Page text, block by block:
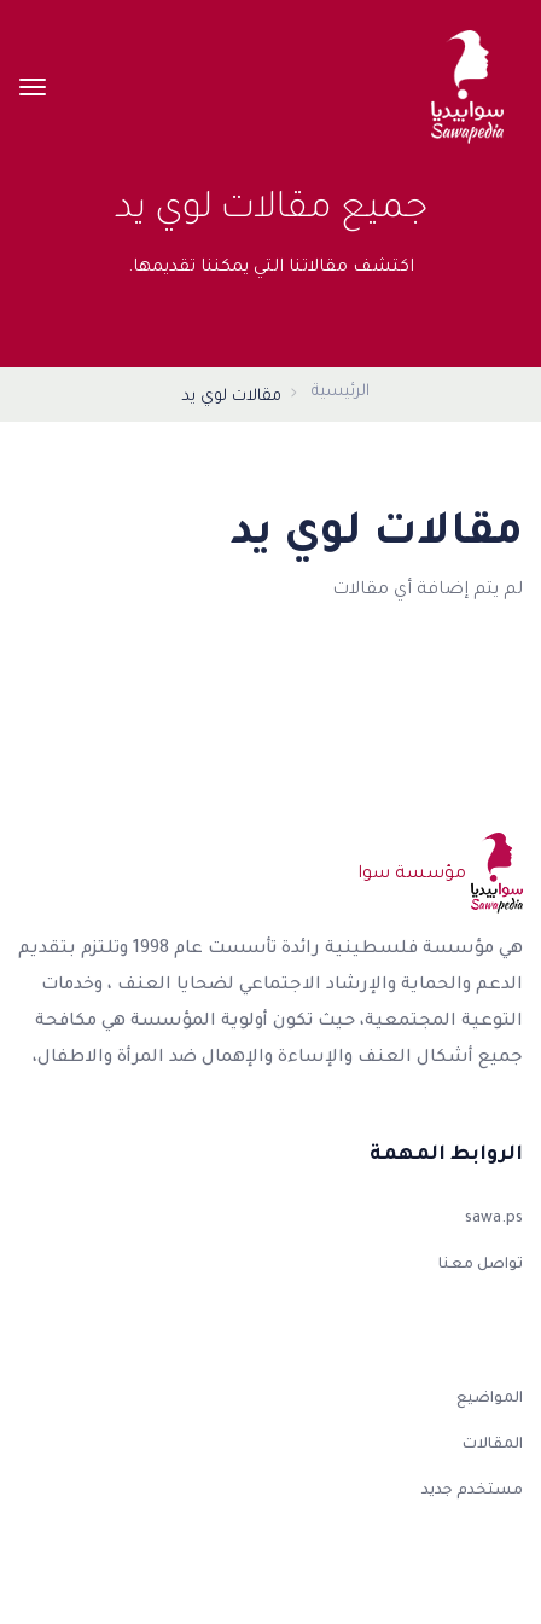
جميع مقالات لوي يد
اكتشف مقالاتنا التي يمكننا تقديمها.
الرئيسية مقالات لوي يد
مقالات لوي يد
لم يتم إضافة أي مقالات
مؤسسة سوا
هي مؤسسة فلسطينية رائدة تأسست عام 1998 وتلتزم بتقديم
الدعم والحماية والإرشاد الاجتماعي لضحايا العنف ، وخدمات
التوعية المجتمعية، حيث تكون أولوية المؤسسة هي مكافحة
جميع أشكال العنف والإساءة والإهمال ضد المرأة والاطفال،
الروابط المهمة
sawa.ps
تواصل معنا
المواضيع
المقالات
مستخدم جديد